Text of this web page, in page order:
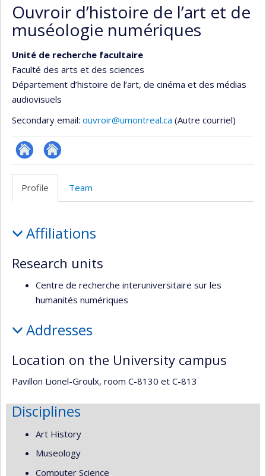
Ouvroir d’histoire de l’art et de
muséologie numériques
Unité de recherche facultaire
Faculté des arts et des sciences
Département d’histoire de l’art, de cinéma et des médias
audiovisuels
Secondary email: ouvroir@umontreal.ca (Autre courriel)
Site
recherche
Autre
Profile Team
Affiliations
Research units
Centre de recherche interuniversitaire sur les
humanités numériques
Addresses
Location on the University campus
Pavillon Lionel-Groulx, room C-8130 et C-813
Disciplines
Art History
Museology
Computer Science